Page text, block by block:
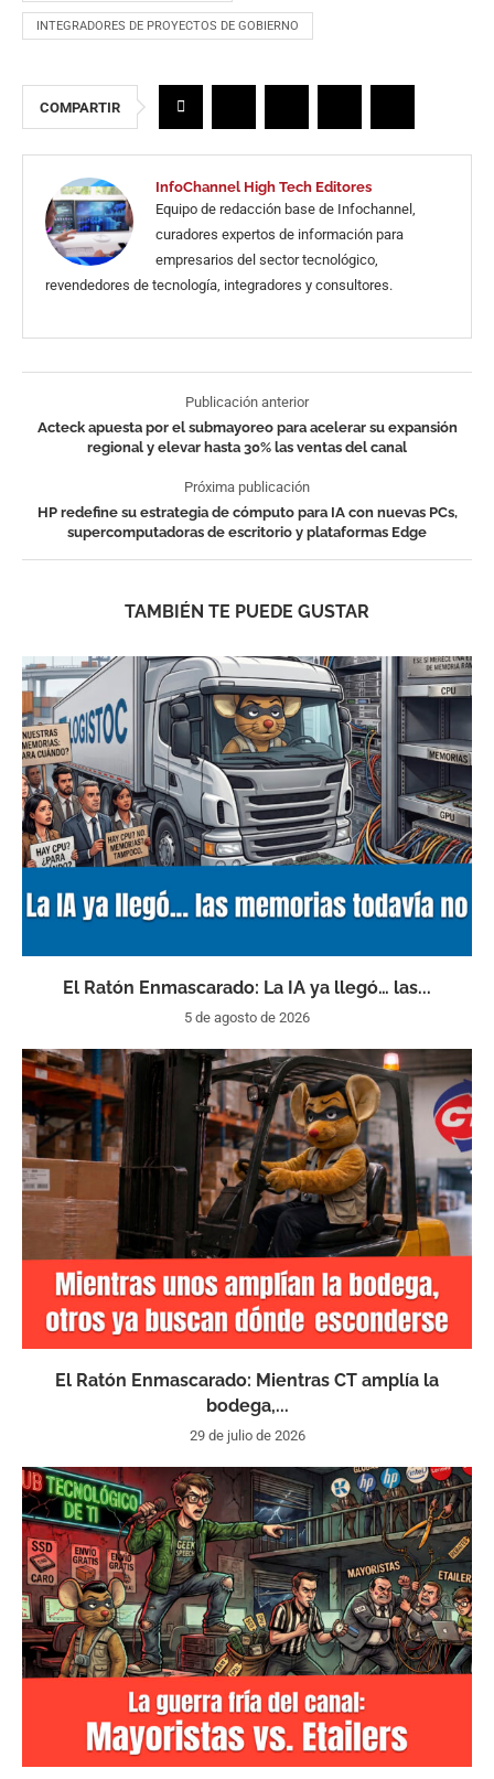
INTEGRADORES DE PROYECTOS DE GOBIERNO
COMPARTIR
InfoChannel High Tech Editores
Equipo de redacción base de Infochannel,
curadores expertos de información para
empresarios del sector tecnológico,
revendedores de tecnología, integradores y consultores.
Publicación anterior
Acteck apuesta por el submayoreo para acelerar su expansión
regional y elevar hasta 30% las ventas del canal
Próxima publicación
HP redefine su estrategia de cómputo para IA con nuevas PCs,
supercomputadoras de escritorio y plataformas Edge
TAMBIÉN TE PUEDE GUSTAR
El Ratón Enmascarado: La IA ya llegó… las...
5 de agosto de 2026
El Ratón Enmascarado: Mientras CT amplía la
bodega,...
29 de julio de 2026